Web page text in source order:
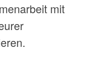
mit